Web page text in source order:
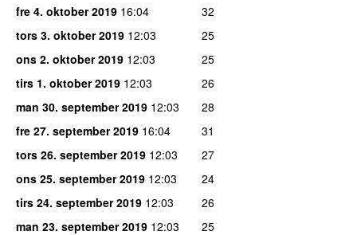
fre 4. oktober 2019 16:04
32
tors 3. oktober 2019 12:03
25
ons 2. oktober 2019 12:03
25
tirs 1. oktober 2019 12:03
26
man 30. september 2019 12:03
28
fre 27. september 2019 16:04
31
tors 26. september 2019 12:03
27
ons 25. september 2019 12:03
24
tirs 24. september 2019 12:03
26
man 23. september 2019 12:03
25